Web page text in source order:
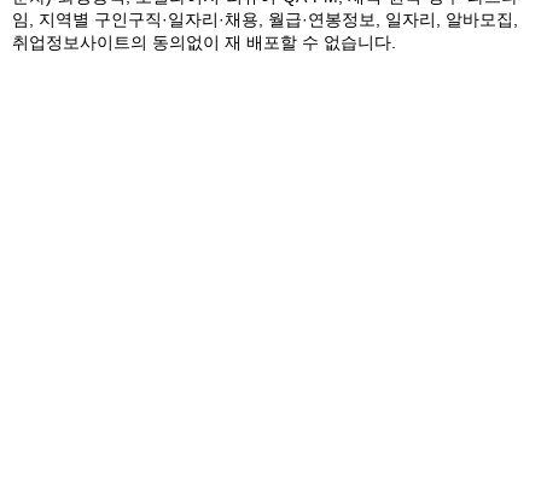
임, 지역별 구인구직·일자리·채용, 월급·연봉정보, 일자리, 알바모집,
취업정보사이트의 동의없이 재 배포할 수 없습니다.